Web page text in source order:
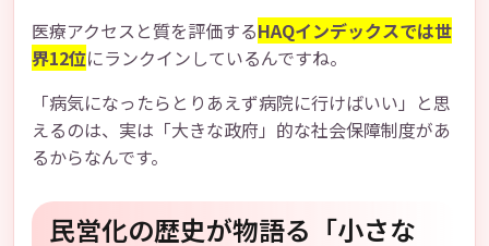
医療アクセスと質を評価するHAQインデックスでは世
界12位にランクインしているんですね。
「病気になったらとりあえず病院に行けばいい」と思
えるのは、実は「大きな政府」的な社会保障制度があ
るからなんです。
民営化の歴史が物語る「小さな